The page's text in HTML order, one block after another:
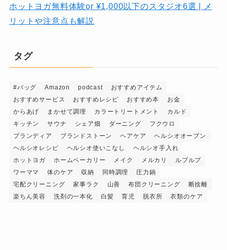
ホットヨガ無料体験or ¥1,000以下のスタジオ6選 | メ
リットや注意点も解説
タグ
#バッグ Amazon podcast
おすすめアイテム
おすすめサービス
おすすめレシピ おすすめ本
お金
からあげ
まかせて調理 カラートリートメント
カルド
キッチン
サウナ シェア畑 ダーニング
フクウロ
ブランディア
ブランドストーン ヘアケア
ヘルシオオーブン
ヘルシオレシピ
ヘルシオ使いこなし
ヘルシオ手入れ
ホットヨガ
ホームベーカリー メイク メルカリ
ルプルプ
ワーママ
体のケア 収納 同時調理
圧力鍋
宅配クリーニング
家事ラク 山善 布団クリーニング
断捨離
楽ちん美容
洗剤の一本化 白髪 育児 脱衣所 衣類のケア